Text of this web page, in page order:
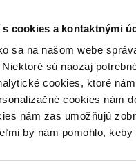
cookies a kontaktnými
sa na našom webe
sú naozaj
cookies, ktoré
cookies nám
nám zas umožňujú
by nám pomohlo,